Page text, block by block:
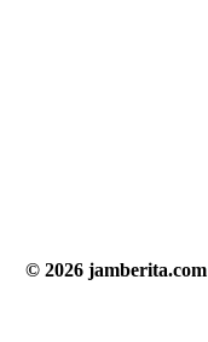
© 2026 jamberita.com